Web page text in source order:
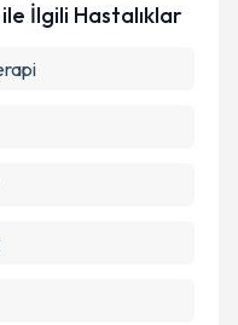
İlgili Hastalıklar